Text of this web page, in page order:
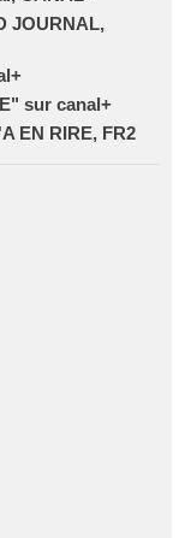
JOURNAL,
sur canal+
EN RIRE, FR2